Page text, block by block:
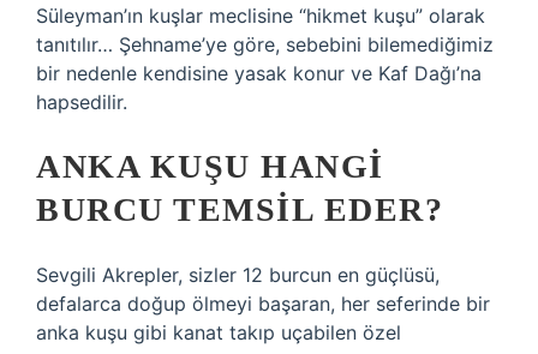
Süleyman’ın kuşlar meclisine “hikmet kuşu” olarak
tanıtılır… Şehname’ye göre, sebebini bilemediğimiz
bir nedenle kendisine yasak konur ve Kaf Dağı’na
hapsedilir.
ANKA KUŞU HANGI
BURCU TEMSIL EDER?
Sevgili Akrepler, sizler 12 burcun en güçlüsü,
defalarca doğup ölmeyi başaran, her seferinde bir
anka kuşu gibi kanat takıp uçabilen özel